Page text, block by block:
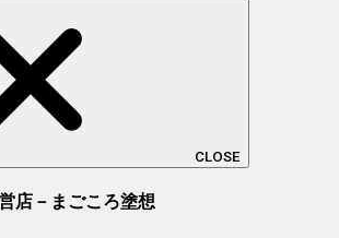
CLOSE
店－まごころ塗想